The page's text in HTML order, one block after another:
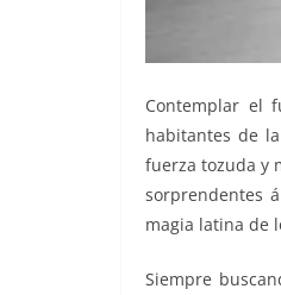
Contemplar el
habitantes de
fuerza tozuda y
sorprendentes
magia latina de
Siempre